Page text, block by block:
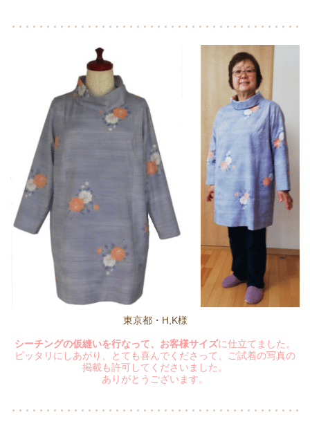
東京都・H,K様
シーチングの仮縫いを行なって、お客様サイズに仕立てました。
ピッタリにしあがり、とても喜んでくださって、ご試着の写真の
掲載も許可してくださいました。
ありがとうございます。